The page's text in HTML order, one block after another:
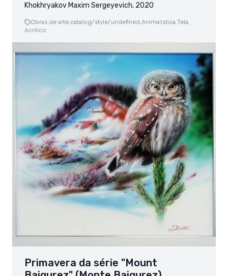
Khokhryakov Maxim Sergeyevich, 2020
Obras de arte,catalog/style/undefined,Animalística,Tela,
Acrílico
Primavera da série "Mount